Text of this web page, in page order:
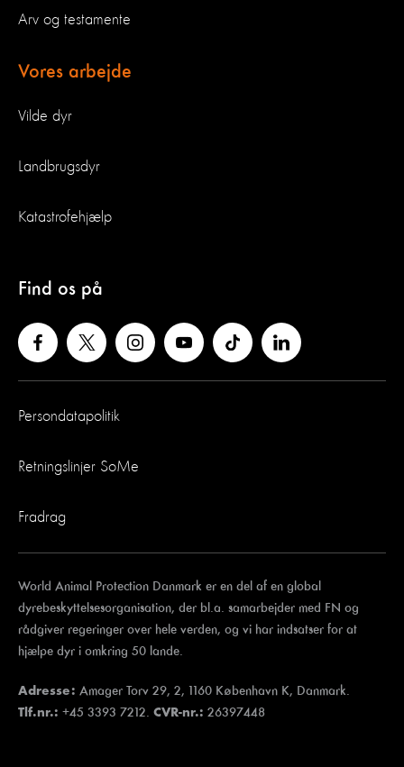
Arv og testamente
Vores arbejde
Vilde dyr
Landbrugsdyr
Katastrofehjælp
Find os på
Persondatapolitik
Retningslinjer SoMe
Fradrag
World Animal Protection Danmark er en del af en global
dyrebeskyttelsesorganisation, der bl.a. samarbejder med FN og
rådgiver regeringer over hele verden, og vi har indsatser for at
hjælpe dyr i omkring 50 lande.
Adresse: Amager Torv 29, 2, 1160 København K, Danmark.
Tlf.nr.: +45 3393 7212. CVR-nr.: 26397448